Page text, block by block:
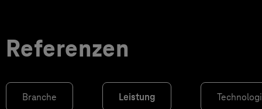
Referenzen
Branche Leistung